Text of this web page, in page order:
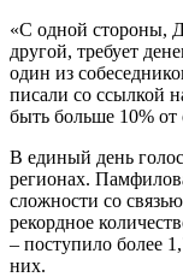
«С одной стороны,
другой, требует
один из
писали со ссылкой
быть больше 10% от
В единый день
регионах.
сложности со
рекордное
– поступило более
них.